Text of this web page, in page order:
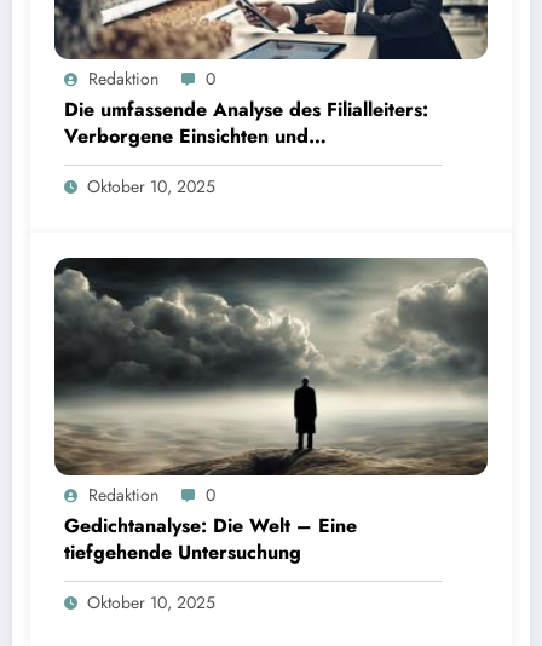
Redaktion 0
Die umfassende Analyse des Filialleiters:
Verborgene Einsichten und
Interpretationen
Oktober 10, 2025
Redaktion 0
Gedichtanalyse: Die Welt – Eine
tiefgehende Untersuchung
Oktober 10, 2025